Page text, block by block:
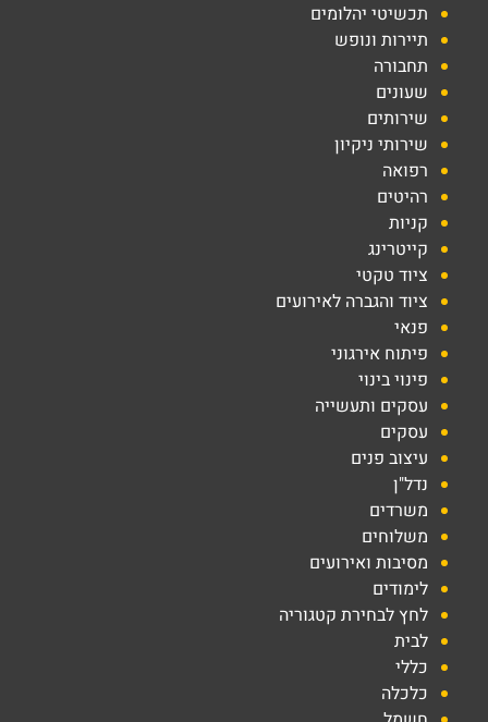
תכשיטי יהלומים
תיירות ונופש
תחבורה
שעונים
שירותים
שירותי ניקיון
רפואה
רהיטים
קניות
קייטרינג
ציוד טקטי
ציוד והגברה לאירועים
פנאי
פיתוח אירגוני
פינוי בינוי
עסקים ותעשייה
עסקים
עיצוב פנים
נדל"ן
משרדים
משלוחים
מסיבות ואירועים
לימודים
לחץ לבחירת קטגוריה
לבית
כללי
כלכלה